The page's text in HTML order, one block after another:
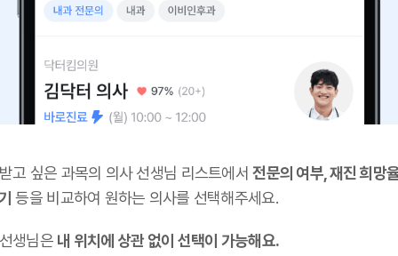
고 싶은 과목의 의사 선생님 리스트에서전문의 여부, 재진 희망
등을 비교하여 원하는 의사를 선택해주세요.
생님은 내 위치에 상관 없이 선택이 가능해요.